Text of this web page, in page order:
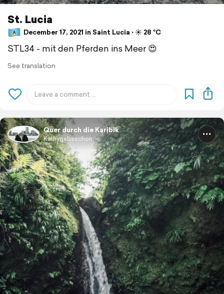
St. Lucia
December 17, 2021 in Saint Lucia ⋅ ☀️ 28 °C
STL34 - mit den Pferden ins Meer 😍
See translation
Quer durch die Karibik
Kathygabsschon